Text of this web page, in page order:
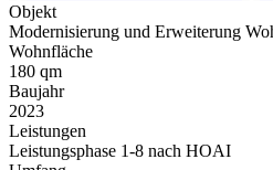
Objekt
Modernisierung und Erweiterung
Wohnfläche
180 qm
Baujahr
2023
Leistungen
Leistungsphase 1-8 nach HOAI